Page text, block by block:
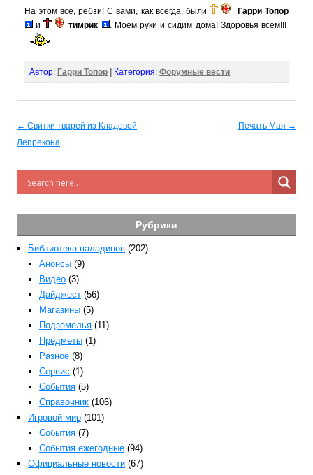
На этом все, ребзи! С вами, как всегда, были
Гарри Топор
и
тимрик . Моем руки и сидим дома! Здоровья всем!!!
Автор: Гарри Топор | Категория: Форумные вести
Post navigation
← Свитки тварей из Кладовой
Лепрекона
Печать Мая →
Рубрики
Библиотека паладинов (202)
Анонсы (9)
Видео (3)
Дайджест (56)
Магазины (5)
Подземелья (11)
Предметы (1)
Разное (8)
Сервис (1)
События (5)
Справочник (106)
Игровой мир (101)
События (7)
События ежегодные (94)
Официальные новости (67)